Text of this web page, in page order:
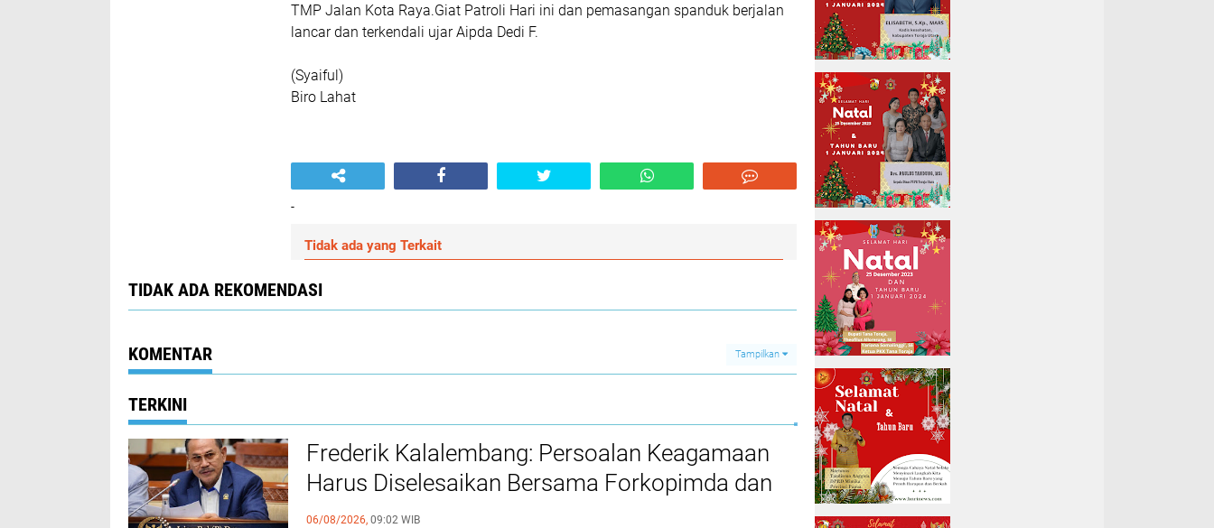
TMP Jalan Kota Raya.Giat Patroli Hari ini dan pemasangan spanduk berjalan
lancar dan terkendali ujar Aipda Dedi F.
(Syaiful)
Biro Lahat
-
Tidak ada yang Terkait
TIDAK ADA REKOMENDASI
KOMENTAR Tampilkan
TERKINI
Frederik Kalalembang: Persoalan Keagamaan
Harus Diselesaikan Bersama Forkopimda dan
FKUB
06/08/2026, 09:02 WIB